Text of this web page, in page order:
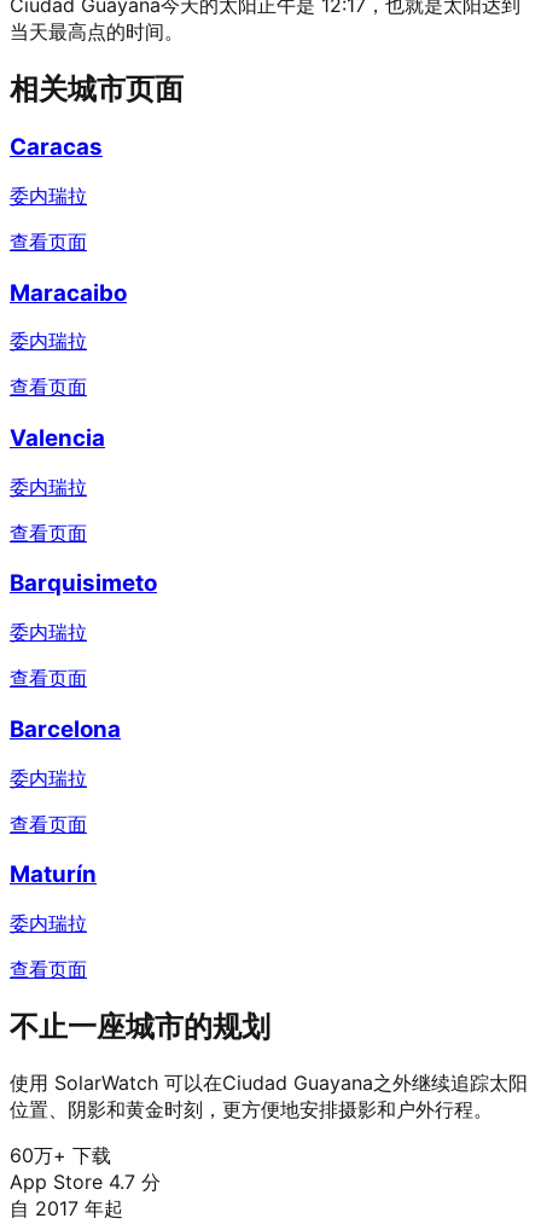
Ciudad Guayana今天的太阳正午是 12:17，也就是太阳达到
当天最高点的时间。
相关城市页面
Caracas
委内瑞拉
查看页面
Maracaibo
委内瑞拉
查看页面
Valencia
委内瑞拉
查看页面
Barquisimeto
委内瑞拉
查看页面
Barcelona
委内瑞拉
查看页面
Maturín
委内瑞拉
查看页面
不止一座城市的规划
使用 SolarWatch 可以在Ciudad Guayana之外继续追踪太阳
位置、阴影和黄金时刻，更方便地安排摄影和户外行程。
60万+ 下载
App Store 4.7 分
自 2017 年起